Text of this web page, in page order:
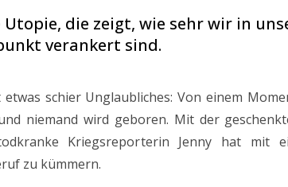
Utopie, die zeigt, wie sehr wir in
verankert sind.
schier Unglaubliches: Von einem
niemand wird geboren. Mit der
Kriegsreporterin Jenny hat mit
zu kümmern.